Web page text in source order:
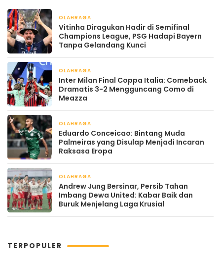
OLAHRAGA
Vitinha Diragukan Hadir di Semifinal
Champions League, PSG Hadapi Bayern
Tanpa Gelandang Kunci
OLAHRAGA
Inter Milan Final Coppa Italia: Comeback
Dramatis 3-2 Mengguncang Como di
Meazza
OLAHRAGA
Eduardo Conceicao: Bintang Muda
Palmeiras yang Disulap Menjadi Incaran
Raksasa Eropa
OLAHRAGA
Andrew Jung Bersinar, Persib Tahan
Imbang Dewa United: Kabar Baik dan
Buruk Menjelang Laga Krusial
TERPOPULER